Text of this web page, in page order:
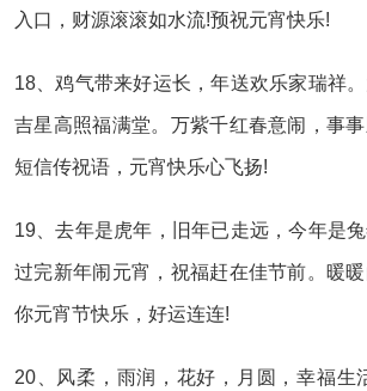
入口，财源滚滚如水流!预祝元宵快乐!
18、鸡气带来好运长，年送欢乐家瑞祥
吉星高照福满堂。万紫千红春意闹，事
短信传祝语，元宵快乐心飞扬!
19、去年是虎年，旧年已走远，今年是兔
过完新年闹元宵，祝福赶在佳节前。暖
你元宵节快乐，好运连连!
20、风柔，雨润，花好，月圆，幸福生